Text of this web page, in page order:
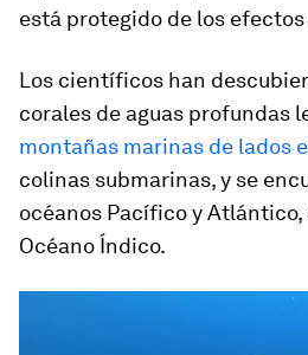
está protegido de los
Los científicos han
corales de aguas profundas
montañas marinas de lados
colinas submarinas, y se
océanos Pacífico y Atlántico,
Océano Índico.